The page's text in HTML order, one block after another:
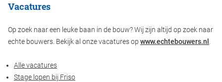
Vacatures
Op zoek naar een leuke baan in de bouw? Wij zijn altijd op zoek naar
echte bouwers. Bekijk al onze vacatures op www.echtebouwers.nl
Alle vacatures
Stage lopen bij Friso